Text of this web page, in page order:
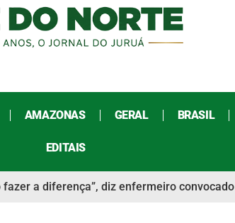
AMAZONAS GERAL BRASIL
EDITAIS
a diferença”, diz enfermeiro convocado